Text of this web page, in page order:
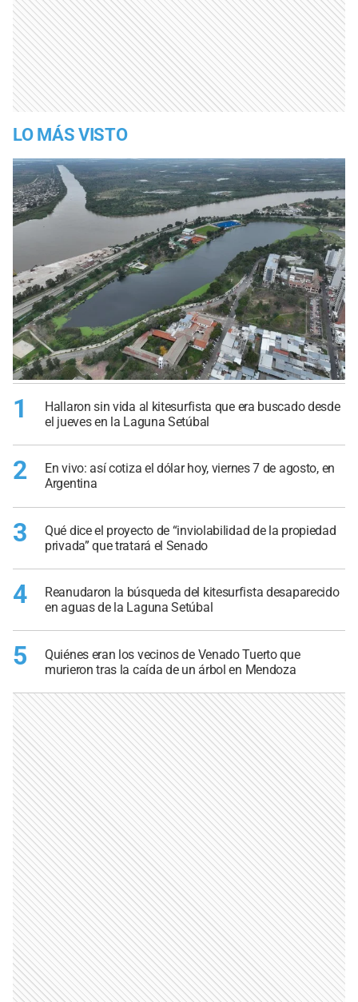
LO MÁS VISTO
1
Hallaron sin vida al kitesurfista que era buscado desde
el jueves en la Laguna Setúbal
2
En vivo: así cotiza el dólar hoy, viernes 7 de agosto, en
Argentina
3
Qué dice el proyecto de “inviolabilidad de la propiedad
privada” que tratará el Senado
4
Reanudaron la búsqueda del kitesurfista desaparecido
en aguas de la Laguna Setúbal
5
Quiénes eran los vecinos de Venado Tuerto que
murieron tras la caída de un árbol en Mendoza